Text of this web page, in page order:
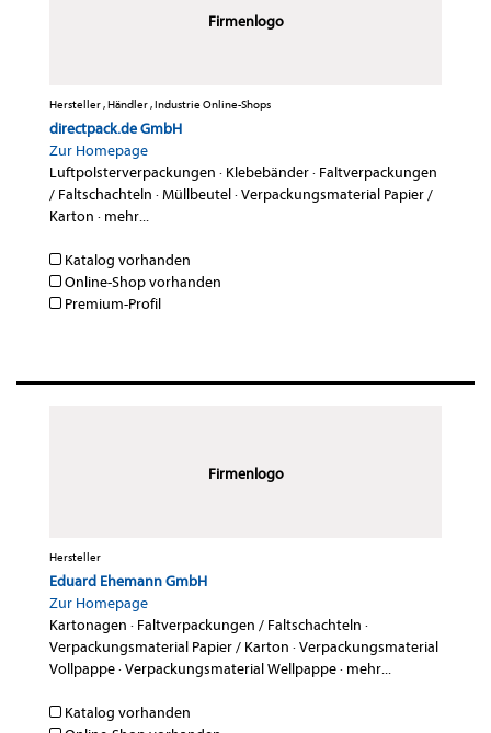
Firmenlogo
Hersteller , Händler , Industrie Online-Shops
directpack.de GmbH
Zur Homepage
Luftpolsterverpackungen · Klebebänder· Faltverpackungen
/ Faltschachteln ·Müllbeutel·Verpackungsmaterial Papier /
Karton · mehr...
Katalog vorhanden
Online-Shop vorhanden
Premium-Profil
Firmenlogo
Hersteller
Eduard Ehemann GmbH
Zur Homepage
Kartonagen · Faltverpackungen / Faltschachteln ·
Verpackungsmaterial Papier / Karton ·Verpackungsmaterial
Vollpappe·Verpackungsmaterial Wellpappe· mehr...
Katalog vorhanden